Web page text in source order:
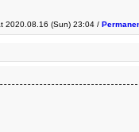
2020.08.16 (Sun) 23:04 /